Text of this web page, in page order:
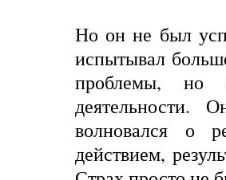
Но он не был
испытывал
проблемы, но
деятельности.
волновался о
действием,